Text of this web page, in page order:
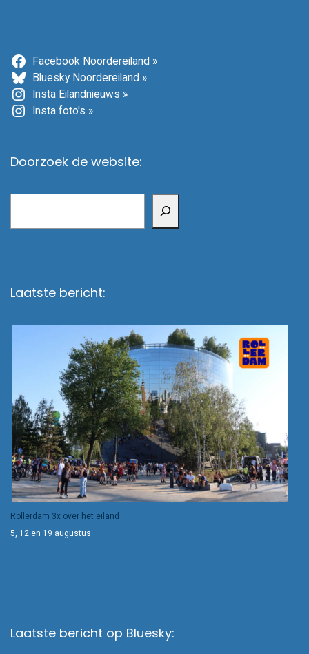
Facebook Noordereiland »
Bluesky Noordereiland »
Insta Eilandnieuws »
Insta foto's »
Doorzoek de website:
Laatste bericht:
Rollerdam 3x over het eiland
5, 12 en 19 augustus
Laatste bericht op Bluesky: